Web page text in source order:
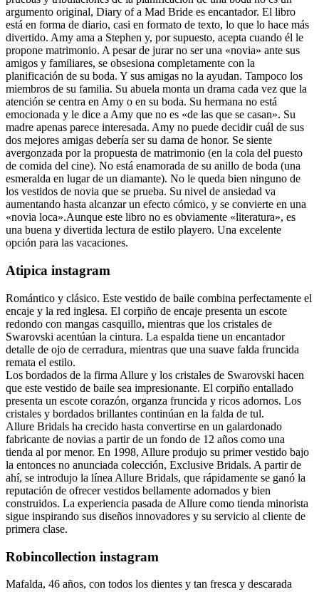
argumento original, Diary of a Mad Bride es encantador. El libro
está en forma de diario, casi en formato de texto, lo que lo hace más
divertido. Amy ama a Stephen y, por supuesto, acepta cuando él le
propone matrimonio. A pesar de jurar no ser una «novia» ante sus
amigos y familiares, se obsesiona completamente con la
planificación de su boda. Y sus amigas no la ayudan. Tampoco los
miembros de su familia. Su abuela monta un drama cada vez que la
atención se centra en Amy o en su boda. Su hermana no está
emocionada y le dice a Amy que no es «de las que se casan». Su
madre apenas parece interesada. Amy no puede decidir cuál de sus
dos mejores amigas debería ser su dama de honor. Se siente
avergonzada por la propuesta de matrimonio (en la cola del puesto
de comida del cine). No está enamorada de su anillo de boda (una
esmeralda en lugar de un diamante). No le queda bien ninguno de
los vestidos de novia que se prueba. Su nivel de ansiedad va
aumentando hasta alcanzar un efecto cómico, y se convierte en una
«novia loca».Aunque este libro no es obviamente «literatura», es
una buena y divertida lectura de estilo playero. Una excelente
opción para las vacaciones.
Atipica instagram
Romántico y clásico. Este vestido de baile combina perfectamente el
encaje y la red inglesa. El corpiño de encaje presenta un escote
redondo con mangas casquillo, mientras que los cristales de
Swarovski acentúan la cintura. La espalda tiene un encantador
detalle de ojo de cerradura, mientras que una suave falda fruncida
remata el estilo.
Los bordados de la firma Allure y los cristales de Swarovski hacen
que este vestido de baile sea impresionante. El corpiño entallado
presenta un escote corazón, organza fruncida y ricos adornos. Los
cristales y bordados brillantes continúan en la falda de tul.
Allure Bridals ha crecido hasta convertirse en un galardonado
fabricante de novias a partir de un fondo de 12 años como una
tienda al por menor. En 1998, Allure produjo su primer vestido bajo
la entonces no anunciada colección, Exclusive Bridals. A partir de
ahí, se introdujo la línea Allure Bridals, que rápidamente se ganó la
reputación de ofrecer vestidos bellamente adornados y bien
construidos. La experiencia pasada de Allure como tienda minorista
sigue inspirando sus diseños innovadores y su servicio al cliente de
primera clase.
Robincollection instagram
Mafalda, 46 años, con todos los dientes y tan fresca y descarada